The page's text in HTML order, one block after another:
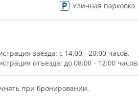
Уличная парковка
заезда: с 14:00 - 20:00 часов.
отъезда: до 08:00 - 12:00 часов.
при бронировании.